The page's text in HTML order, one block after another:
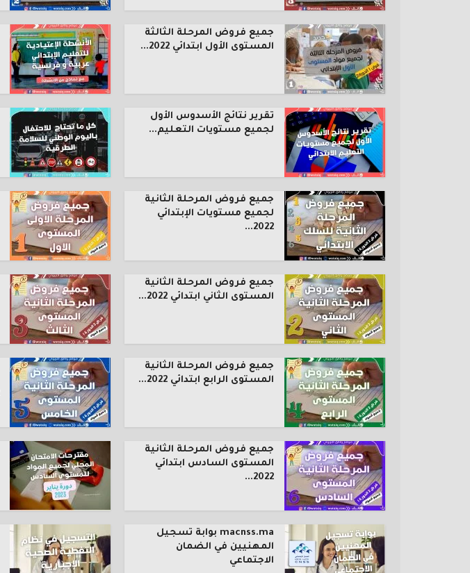
جميع فروض المرحلة الثالثة
المستوى الأول ابتدائي 2022...
تقرير نتائج الأسدوس الأول
لجميع مستويات التعليم...
جميع فروض المرحلة الثانية
لجميع مستويات الإبتدائي
2022...
جميع فروض المرحلة الثانية
المستوى الثاني ابتدائي 2022...
جميع فروض المرحلة الثانية
المستوى الرابع ابتدائي 2022...
جميع فروض المرحلة الثانية
المستوى السادس ابتدائي
2022...
macnss.ma بوابة تسجيل
المهنيين في الضمان
الاجتماعي